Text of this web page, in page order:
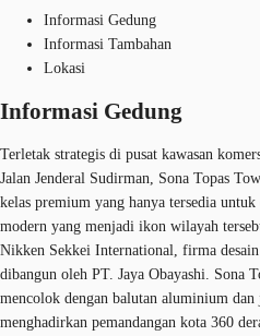
Informasi Gedung
Informasi Tambahan
Lokasi
Informasi Gedung
Terletak strategis di pusat kawasan
Jalan Jenderal Sudirman, Sona Topas
kelas premium yang hanya tersedia
modern yang menjadi ikon wilayah
Nikken Sekkei International, firma
dibangun oleh PT. Jaya Obayashi. Sona
mencolok dengan balutan aluminium dan
menghadirkan pemandangan kota 360